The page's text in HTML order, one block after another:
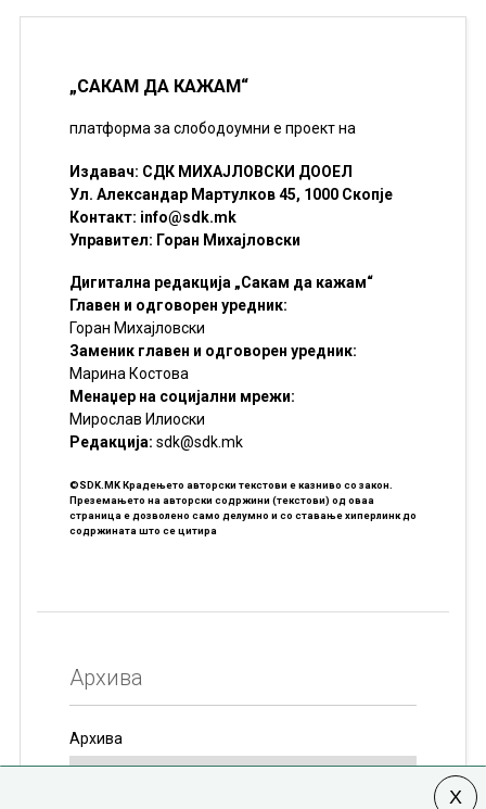
„САКАМ ДА КАЖАМ“
платформа за слободоумни е проект на
Издавач: СДК МИХАЈЛОВСКИ ДООЕЛ
Ул. Александар Мартулков 45, 1000 Скопје
Контакт: info@sdk.mk
Управител: Горан Михајловски
Дигитална редакција „Сакам да кажам“
Главен и одговорен уредник:
Горан Михајловски
Заменик главен и одговорен уредник:
Марина Костова
Менаџер на социјални мрежи:
Мирослав Илиоски
Редакцијa: sdk@sdk.mk
©SDK.MK Крадењето авторски текстови е казниво со закон.
Преземањето на авторски содржини (текстови) од оваа
страница е дозволено само делумно и со ставање хиперлинк до
содржината што се цитира
Архива
Архива